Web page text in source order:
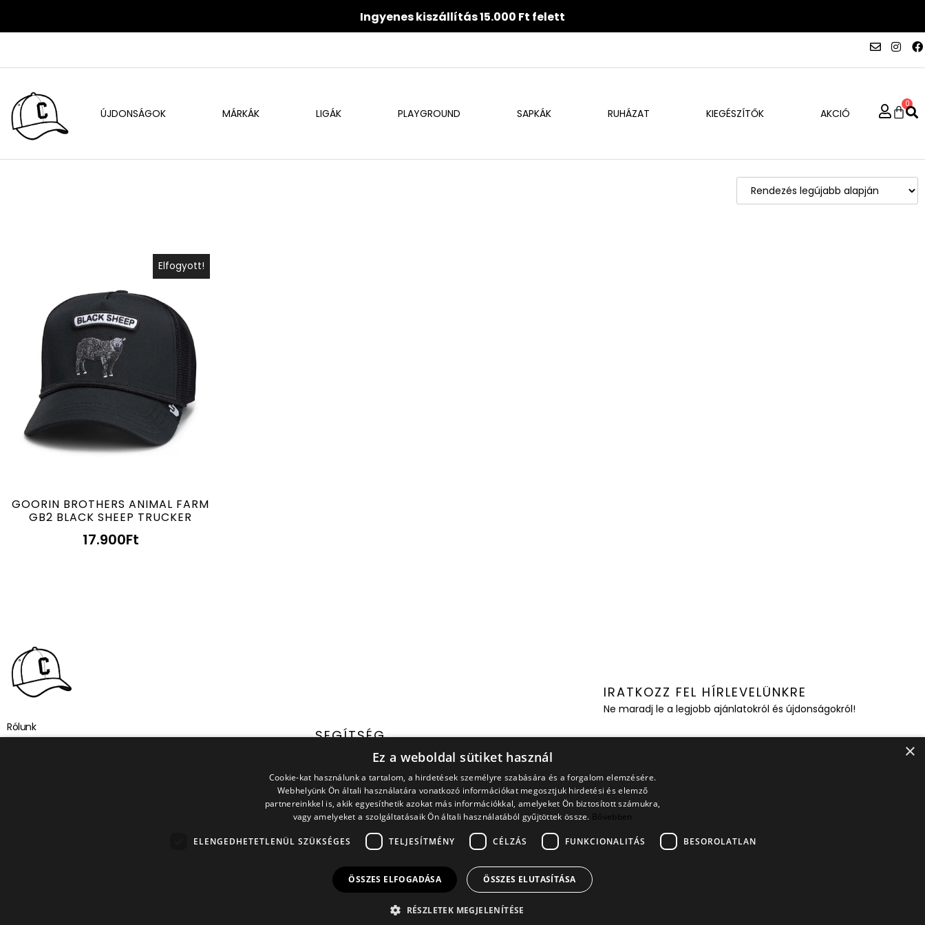
Ingyenes kiszállítás 15.000 Ft felett
ÚJDONSÁGOK MÁRKÁK LIGÁK PLAYGROUND SAPKÁK RUHÁZAT KIEGÉSZÍTŐK AKCIÓ
0
Elfogyott!
GOORIN BROTHERS ANIMAL FARM
GB2 BLACK SHEEP TRUCKER
17.900Ft
Rólunk
SEGÍTSÉG
Fizetési Módok
Szállítás
E-mail cím:ugyfelszolgalat@capland.hu
IRATKOZZ FEL HÍRLEVELÜNKRE
Ne maradj le a legjobb ajánlatokról és újdonságokról!
A feliratkozással elfogadom az Adatkezelési Tájékoztatót és
az Általános Szerződési Feltételeket.
×
Ez a weboldal sütiket használ
Cookie-kat használunk a tartalom, a hirdetések személyre szabására és a forgalom elemzésére.
Webhelyünk Ön általi használatára vonatkozó információkat megosztjuk hirdetési és elemző
partnereinkkel is, akik egyesíthetik azokat más információkkal, amelyeket Ön biztosított számukra,
vagy amelyeket a szolgáltatásaik Ön általi használatából gyűjtöttek össze. Bővebben
ELENGEDHETETLENÜL SZÜKSÉGES TELJESÍTMÉNY CÉLZÁS FUNKCIONALITÁS BESOROLATLAN
ÖSSZES ELFOGADÁSA ÖSSZES ELUTASÍTÁSA
RÉSZLETEK MEGJELENÍTÉSE